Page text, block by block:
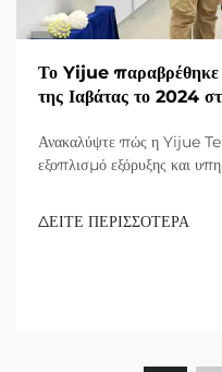
Το Yijue παραβρέθηκε
της Ιαβάτας το 2024
Ανακαλύψτε πώς η Yijue
εξοπλισμό εξόρυξης και
περισσότερα τώρα.
ΔΕΙΤΕ ΠΕΡΙΣΣΟΤΕΡΑ